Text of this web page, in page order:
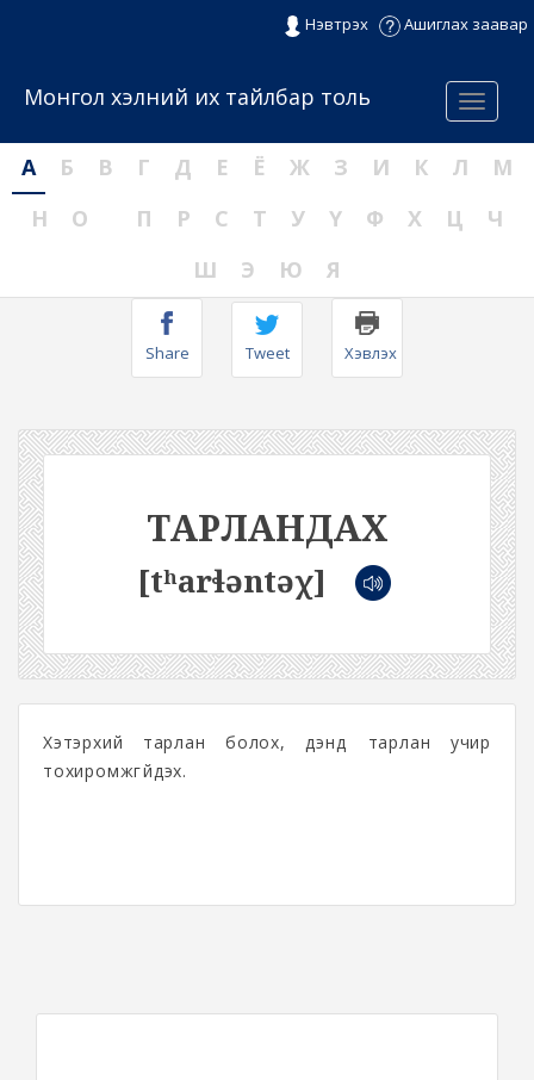
Нэвтрэх Ашиглах заавар
Menu
Монгол хэлний их тайлбар толь
А Б В Г Д Е Ё Ж З И К Л
М
Н
О П Р С Т У Ү Ф Х Ц
Ч
Ш
Э Ю Я
Share Tweet Хэвлэх
ТАРЛАНДАХ
[tʰarɬəntəχ]
Хэтэрхий тарлан болох, дэндүү тарлан учир
тохиромжгүйдэх.